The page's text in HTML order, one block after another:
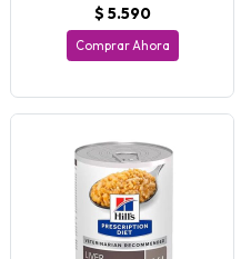
$ 5.590
Comprar Ahora